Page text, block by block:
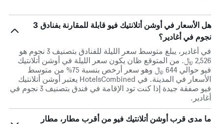
هل الأسعار في أوشن أتلانتيك فيو قابلة للمقارنة بفنادق 3
نجوم في أغادير؟
في أغادير، يبلغ متوسط ​​سعر الليلة للفنادق بتصنيف 3 نجوم هو
2,526 ﷼. من المتوقع ظان يكون سعر الليلة في أوشن أتلانتيك
فيو حوالي 644 ﷼ وهو سعر أرخص بنسبة 75% من متوسط
الأسعار في المدينة. في HotelsCombined يعتبر أوشن أتلانتيك
فيو صفقة جيدة إذا كنت تود الإقامة في فندق بتصنيف 3 نجوم في
أغادير.
ما مدى قرب أوشن أتلانتيك فيو من أقرب مطار، مطار